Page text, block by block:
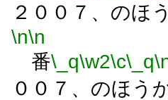
２００７、のほ
\n\n
番\_q\w2\c\_q
００７、のほう